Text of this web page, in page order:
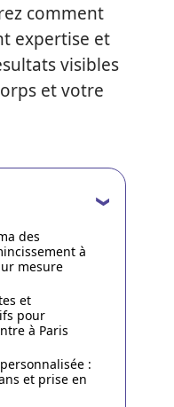
comment
expertise et
visibles
et votre
des
à
mesure
et
pour
à Paris
:
et prise en